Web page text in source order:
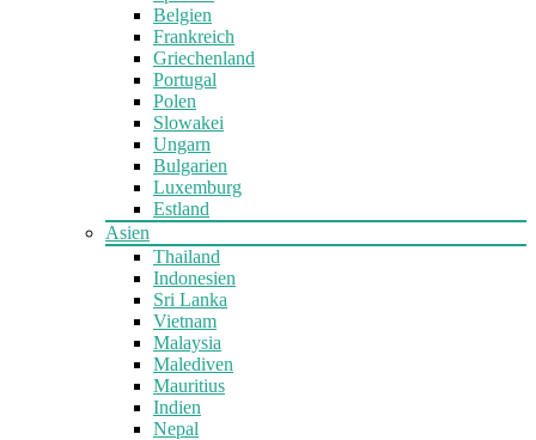
Belgien
Frankreich
Griechenland
Portugal
Polen
Slowakei
Ungarn
Bulgarien
Luxemburg
Estland
Asien
Thailand
Indonesien
Sri Lanka
Vietnam
Malaysia
Malediven
Mauritius
Indien
Nepal